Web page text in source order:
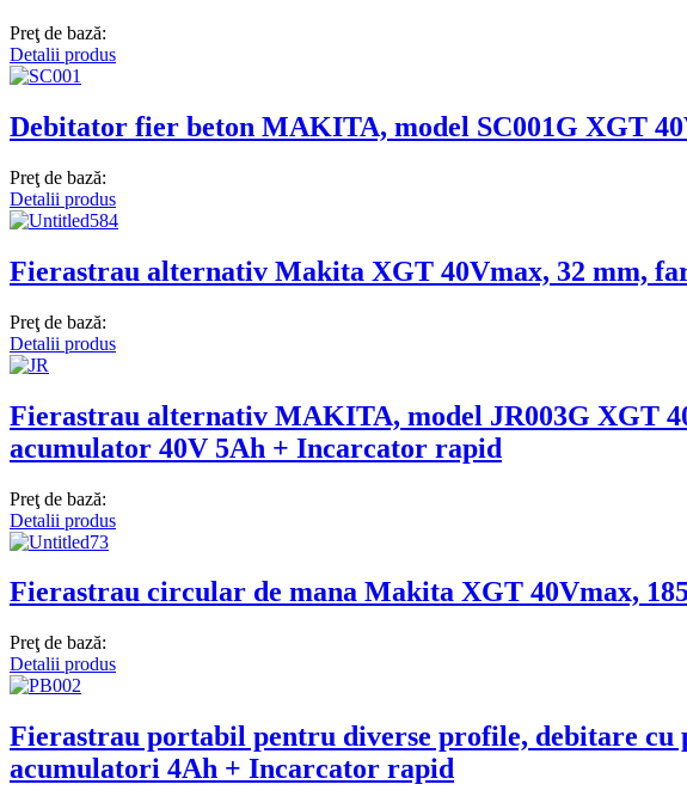
Preţ de bază:
Detalii produs
Debitator fier beton MAKITA, model SC001G XGT
Preţ de bază:
Detalii produs
Fierastrau alternativ Makita XGT 40Vmax, 32 mm,
Preţ de bază:
Detalii produs
Fierastrau alternativ MAKITA, model JR003G XGT
acumulator 40V 5Ah + Incarcator rapid
Preţ de bază:
Detalii produs
Fierastrau circular de mana Makita XGT 40Vmax,
Preţ de bază:
Detalii produs
Fierastrau portabil pentru diverse profile, debitare
acumulatori 4Ah + Incarcator rapid